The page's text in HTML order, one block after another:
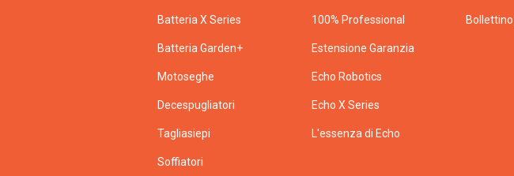
Batteria X Series
Batteria Garden+
Motoseghe
Decespugliatori
Tagliasiepi
Soffiatori
100% Professional
Estensione Garanzia
Echo Robotics
Echo X Series
L'essenza di Echo